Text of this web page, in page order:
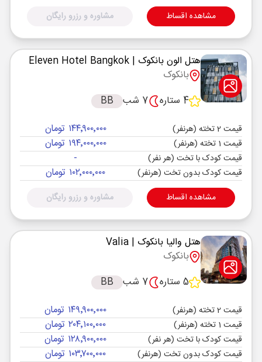
مشاهده اقساط مشاوره و رزرو رایگان
هتل الون بانکوک | Eleven Hotel Bangkok
بانکوک
4 ستاره
7 شب BB
قیمت 2 تخته (هرنفر) ۱۴۴٬۹۰۰٬۰۰۰ تومان
قیمت 1 تخته (هرنفر) ۱۹۴٬۰۰۰٬۰۰۰ تومان
قیمت کودک با تخت (هر نفر) -
قیمت کودک بدون تخت (هرنفر) ۱۰۲٬۰۰۰٬۰۰۰ تومان
مشاهده اقساط مشاوره و رزرو رایگان
هتل والیا بانکوک | Valia
بانکوک
5 ستاره
7 شب BB
قیمت 2 تخته (هرنفر) ۱۴۹٬۹۰۰٬۰۰۰ تومان
قیمت 1 تخته (هرنفر) ۲۰۴٬۱۰۰٬۰۰۰ تومان
قیمت کودک با تخت (هر نفر) ۱۲۸٬۹۰۰٬۰۰۰ تومان
قیمت کودک بدون تخت (هرنفر) ۱۰۳٬۷۰۰٬۰۰۰ تومان